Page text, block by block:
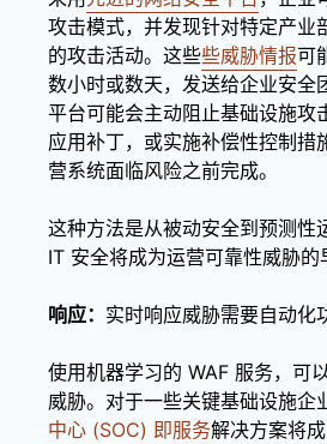
攻击模式，并发现针对特定产业
的攻击活动。这些些威胁情报可
数小时或数天，发送给企业安全
平台可能会主动阻止基础设施攻
应用补丁，或实施补偿性控制措
营系统面临风险之前完成。
这种方法是从被动安全到预测性
IT 安全将成为运营可靠性威胁的
响应： 实时响应威胁需要自动化
使用机器学习的 WAF 服务，可
威胁。对于一些关键基础设施企
中心 (SOC) 即服务解决方案将